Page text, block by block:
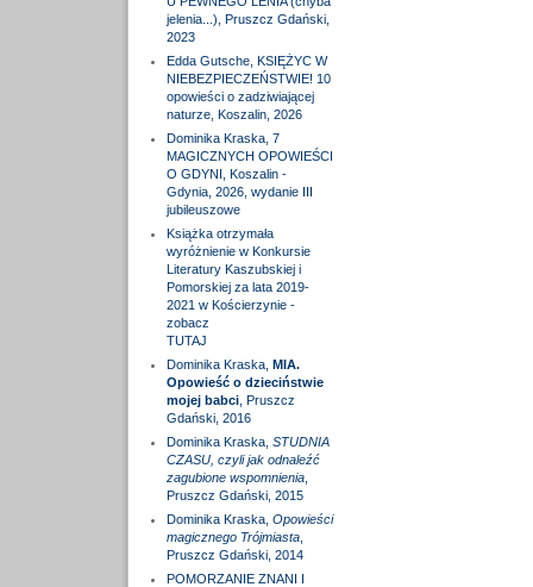
jelenia...), Pruszcz Gdański,
2023
Edda Gutsche, KSIĘŻYC W
NIEBEZPIECZEŃSTWIE! 10
opowieści o zadziwiającej
naturze, Koszalin, 2026
Dominika Kraska, 7
MAGICZNYCH OPOWIEŚCI
O GDYNI, Koszalin -
Gdynia, 2026, wydanie III
jubileuszowe
Książka otrzymała
wyróżnienie w Konkursie
Literatury Kaszubskiej i
Pomorskiej za lata 2019-
2021 w Kościerzynie -
zobacz
TUTAJ
Dominika Kraska, MIA.
Opowieść o dzieciństwie
mojej babci, Pruszcz
Gdański, 2016
Dominika Kraska, STUDNIA
CZASU, czyli jak odnaleźć
zagubione wspomnienia,
Pruszcz Gdański, 2015
Dominika Kraska, Opowieści
magicznego Trójmiasta,
Pruszcz Gdański, 2014
POMORZANIE ZNANI I